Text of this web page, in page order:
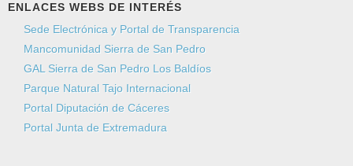
ENLACES WEBS DE INTERÉS
Sede Electrónica y Portal de Transparencia
Mancomunidad Sierra de San Pedro
GAL Sierra de San Pedro Los Baldíos
Parque Natural Tajo Internacional
Portal Diputación de Cáceres
Portal Junta de Extremadura